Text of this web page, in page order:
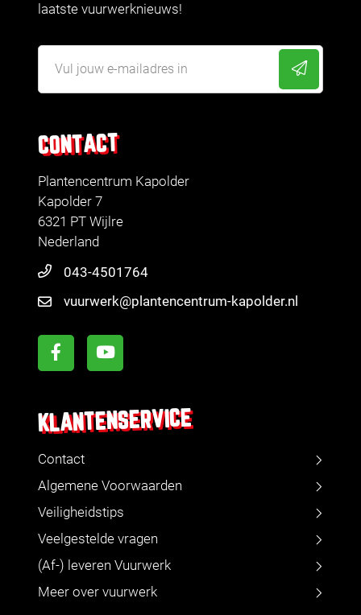
CONTACT
Plantencentrum Kapolder
Kapolder 7
6321 PT Wijlre
Nederland
043-4501764
vuurwerk@plantencentrum-kapolder.nl
KLANTENSERVICE
Contact
Algemene Voorwaarden
Veiligheidstips
Veelgestelde vragen
(Af-) leveren Vuurwerk
Meer over vuurwerk
laatste vuurwerknieuws!